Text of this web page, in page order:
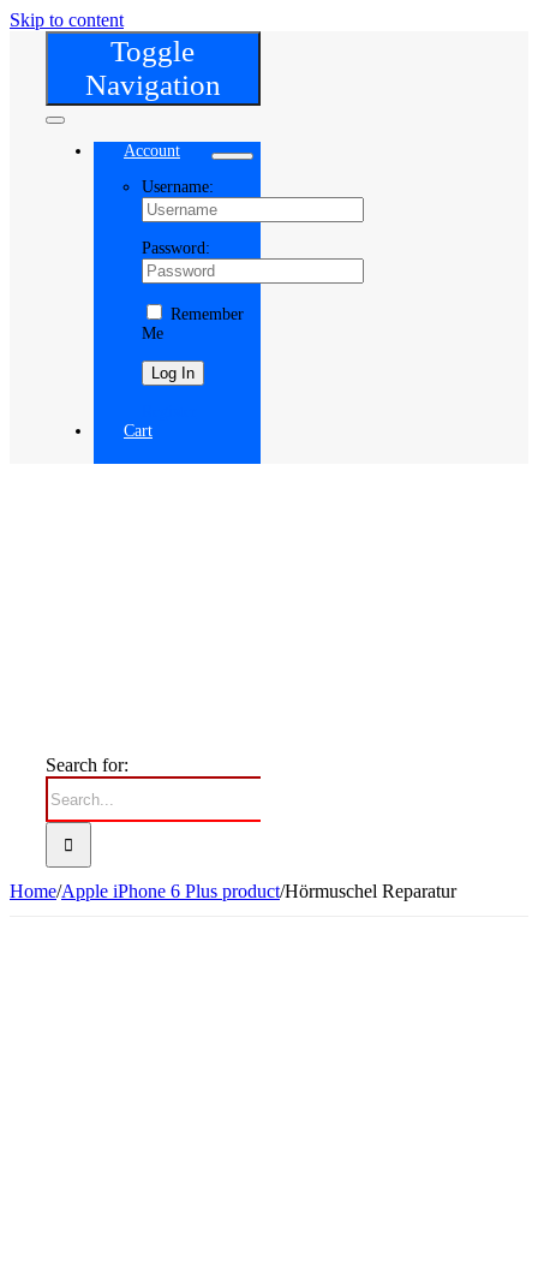
Skip to content
Toggle
Navigation
Account
Username:
Password:
Remember
Me
Cart
Search for:
Home/Apple iPhone 6 Plus product/Hörmuschel Reparatur